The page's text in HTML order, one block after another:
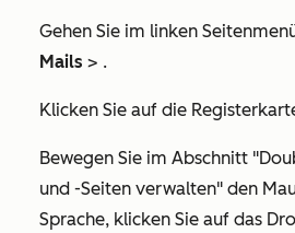
Gehen Sie im linken
Mails > .
Klicken Sie auf die
Bewegen Sie im Abschnitt
und -Seiten verwalten" den
Sprache, klicken Sie auf das